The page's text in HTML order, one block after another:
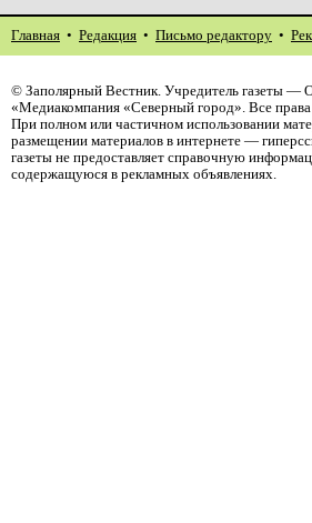
Главная • Редакция • Письмо редактору •
© Заполярный Вестник. Учредитель газеты —
«Медиакомпания «Северный город». Все
При полном или частичном использовании
размещении материалов в интернете —
газеты не предоставляет справочную
содержащуюся в рекламных объявлениях.